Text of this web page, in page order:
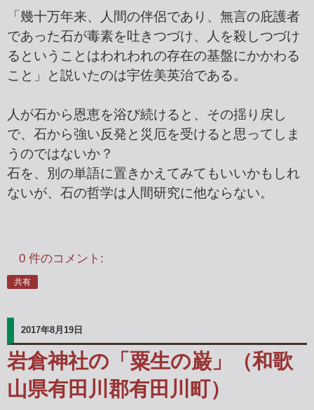
「幾十万年来、人間の伴侶であり、無言の庇護者
であった石が毒素を吐きつづけ、人を殺しつづけ
るということはわれわれの存在の基盤にかかわる
こと」と説いたのは宇佐美英治である。
人が石から恩恵を浴び続けると、その揺り戻し
で、石から強い反発と災厄を受けると思ってしま
うのではないか？
石を、別の単語に置きかえてみてもいいかもしれ
ないが、石の哲学は人間研究に他ならない。
0 件のコメント:
共有
2017年8月19日
岩倉神社の「粟生の巌」（和歌
山県有田川郡有田川町）